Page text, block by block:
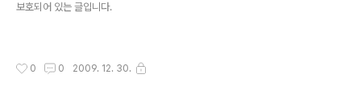
보호되어 있는 글입니다.
0 0 2009. 12. 30.